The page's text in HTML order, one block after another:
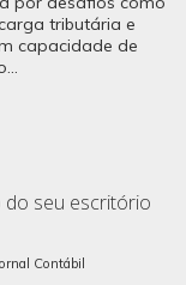
tributária e
capacidade de
do seu escritório
Contábil